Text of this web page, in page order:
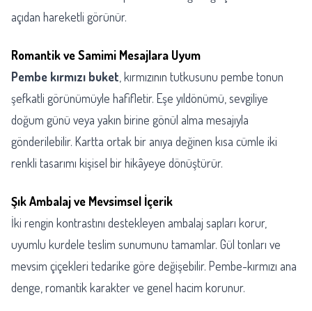
açıdan hareketli görünür.
Romantik ve Samimi Mesajlara Uyum
Pembe kırmızı buket , kırmızının tutkusunu pembe tonun
şefkatli görünümüyle hafifletir. Eşe yıldönümü, sevgiliye
doğum günü veya yakın birine gönül alma mesajıyla
gönderilebilir. Kartta ortak bir anıya değinen kısa cümle iki
renkli tasarımı kişisel bir hikâyeye dönüştürür.
Şık Ambalaj ve Mevsimsel İçerik
İki rengin kontrastını destekleyen ambalaj sapları korur,
uyumlu kurdele teslim sunumunu tamamlar. Gül tonları ve
mevsim çiçekleri tedarike göre değişebilir. Pembe-kırmızı ana
denge, romantik karakter ve genel hacim korunur.